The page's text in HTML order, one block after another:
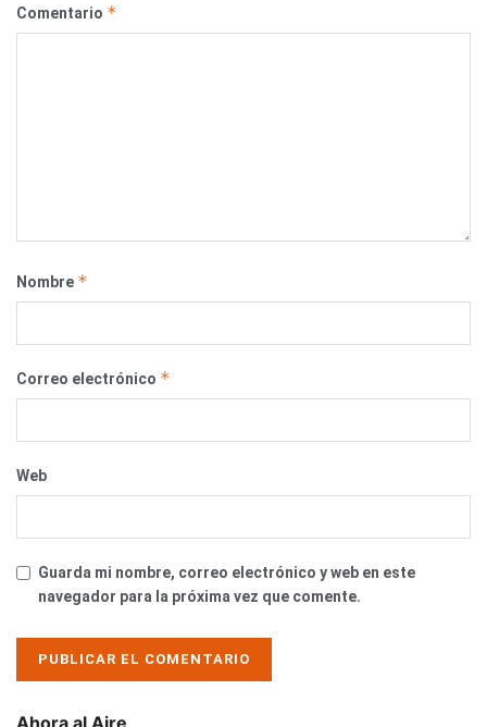
Comentario *
Nombre *
Correo electrónico *
Web
Guarda mi nombre, correo electrónico y web en este
navegador para la próxima vez que comente.
Ahora al Aire